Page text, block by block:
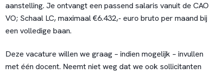
aanstelling. Je ontvangt een passend salaris vanuit de CAO
VO; Schaal LC, maximaal €6.432,- euro bruto per maand bij
een volledige baan.
Deze vacature willen we graag – indien mogelijk – invullen
met één docent. Neemt niet weg dat we ook sollicitanten